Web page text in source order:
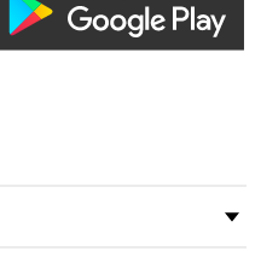
Калиновка